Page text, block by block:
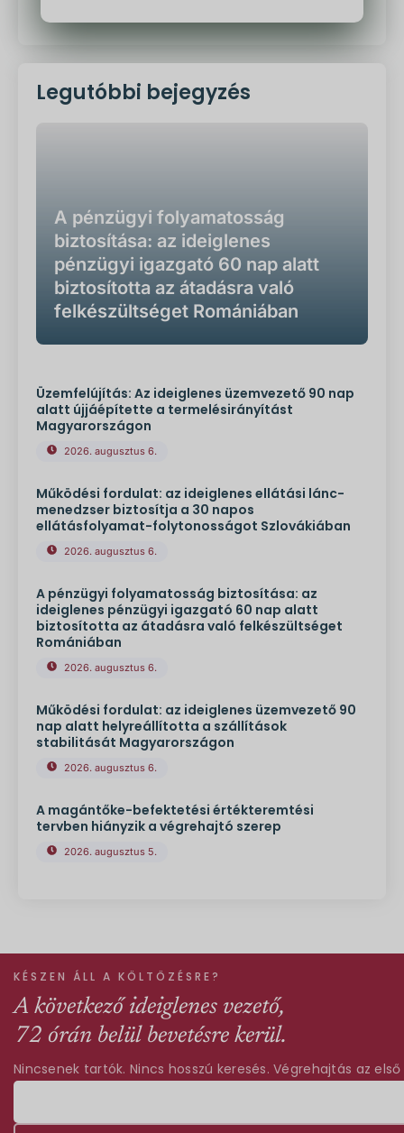
Legutóbbi bejegyzés
A pénzügyi folyamatosság
biztosítása: az ideiglenes
pénzügyi igazgató 60 nap alatt
biztosította az átadásra való
felkészültséget Romániában
Üzemfelújítás: Az ideiglenes üzemvezető 90 nap
alatt újjáépítette a termelésirányítást
Magyarországon
2026. augusztus 6.
Működési fordulat: az ideiglenes ellátási lánc-
menedzser biztosítja a 30 napos
ellátásfolyamat-folytonosságot Szlovákiában
2026. augusztus 6.
A pénzügyi folyamatosság biztosítása: az
ideiglenes pénzügyi igazgató 60 nap alatt
biztosította az átadásra való felkészültséget
Romániában
2026. augusztus 6.
Működési fordulat: az ideiglenes üzemvezető 90
nap alatt helyreállította a szállítások
stabilitását Magyarországon
2026. augusztus 6.
A magántőke-befektetési értékteremtési
tervben hiányzik a végrehajtó szerep
2026. augusztus 5.
KÉSZEN ÁLL A KÖLTÖZÉSRE?
A következő ideiglenes vezető,
72 órán belül bevetésre kerül.
Nincsenek tartók. Nincs hosszú keresés. Végrehajtás az